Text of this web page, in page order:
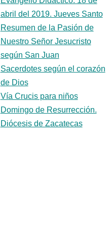
abril del 2019. Jueves Santo
Resumen de la Pasión de
Nuestro Señor Jesucristo
según San Juan
Sacerdotes según el corazón
de Dios
Vía Crucis para niños
Domingo de Resurrección.
Diócesis de Zacatecas